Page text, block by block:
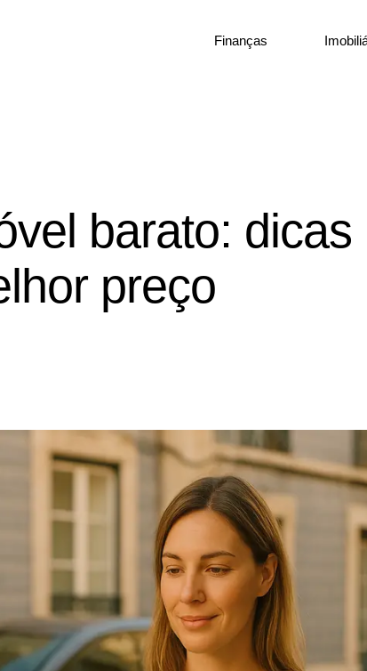
Finanças
barato: dicas
preço